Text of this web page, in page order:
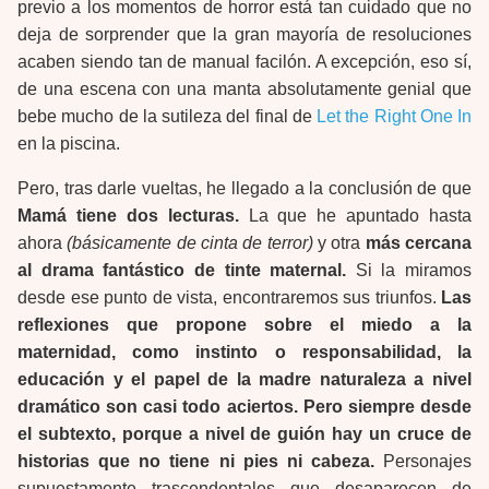
previo a los momentos de horror está tan cuidado que no
deja de sorprender que la gran mayoría de resoluciones
acaben siendo tan de manual facilón. A excepción, eso sí,
de una escena con una manta absolutamente genial que
bebe mucho de la sutileza del final de Let the Right One In
en la piscina.
Pero, tras darle vueltas, he llegado a la conclusión de que
Mamá tiene dos lecturas.La que he apuntado hasta
ahora(básicamente de cinta de terror)y otra más cercana
al drama fantástico de tinte maternal. Si la miramos
desde ese punto de vista, encontraremos sus triunfos. Las
reflexiones que propone sobre el miedo a la
maternidad, como instinto o responsabilidad, la
educación y el papel de la madre naturaleza a nivel
dramático son casi todo aciertos. Pero siempre desde
el subtexto, porque a nivel de guión hay un cruce de
historias que no tiene ni pies ni cabeza.Personajes